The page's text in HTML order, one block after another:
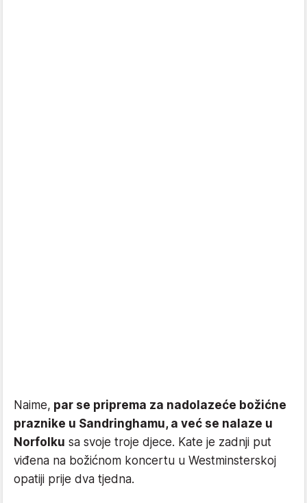
Naime, par se priprema za nadolazeće božićne
praznike u Sandringhamu, a već se nalaze u
Norfolku sa svoje troje djece. Kate je zadnji put
viđena na božićnom koncertu u Westminsterskoj
opatiji prije dva tjedna.